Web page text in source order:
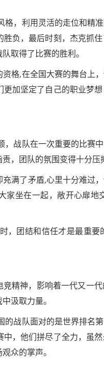
格，利用灵活的走位和精
负，最后时刻，杰克抓
取得了比赛的胜利。
格,在全国大赛的舞台上
加坚定了自己的职业梦
，战队在一次重要的比赛
，团队的氛围变得十分压
满了矛盾,心里十分难过
家坐在一起，敞开心扉
，团结和信任才是最重
竞精神，影响着一代又一
汲取力量。
的战队面对的是世界排名
，他们拼尽了全力，虽
众的掌声。